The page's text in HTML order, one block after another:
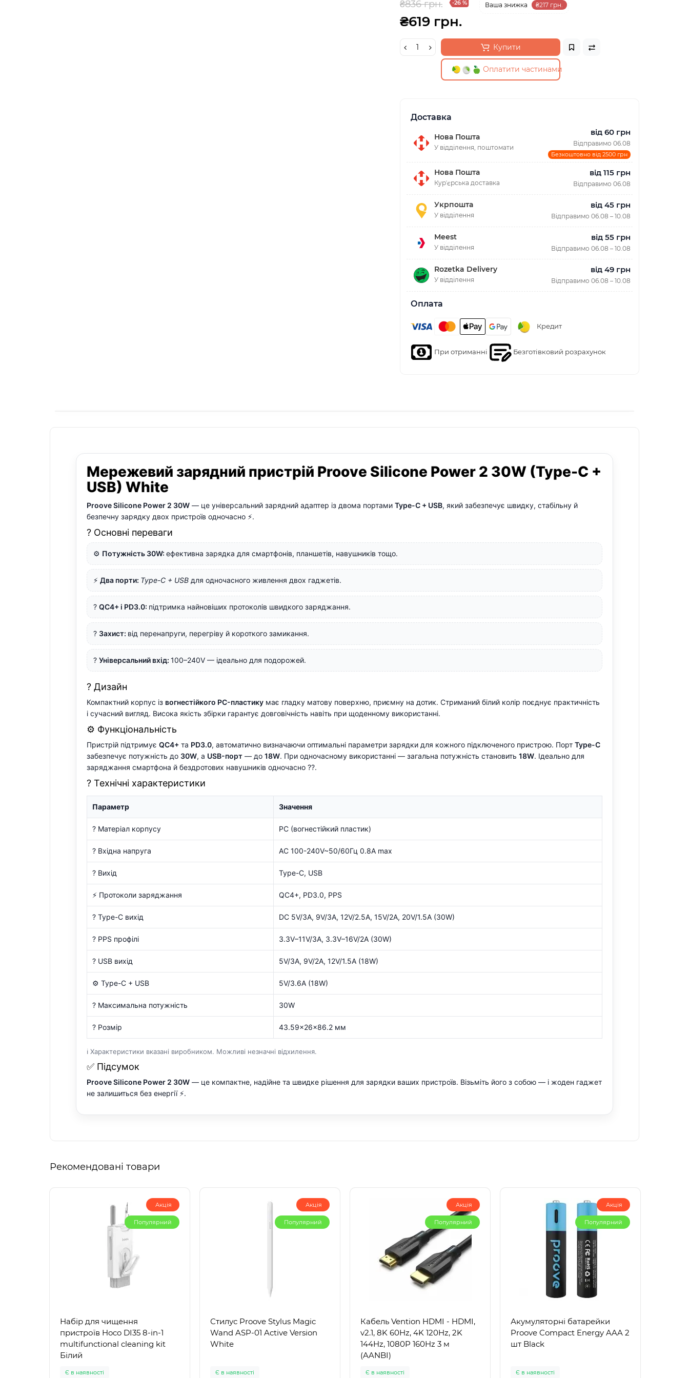
₴836 грн. -26 % Ваша знижка ₴217 грн.
₴619 грн.
Купити
Оплатити частинами
Доставка
Нова Пошта
У відділення, поштомати
від 60 грн
Відправимо 06.08
Безкоштовно від 2500 грн
Нова Пошта
Курʼєрська доставка
від 115 грн
Відправимо 06.08
Укрпошта
У відділення
від 45 грн
Відправимо 06.08 – 10.08
Meest
У відділення
від 55 грн
Відправимо 06.08 – 10.08
Rozetka Delivery
У відділення
від 49 грн
Відправимо 06.08 – 10.08
Оплата
Кредит
При отриманні Безготівковий розрахунок
Мережевий зарядний пристрій Proove Silicone Power 2 30W (Type-C +
USB) White
Proove Silicone Power 2 30W — це універсальний зарядний адаптер із двома портами Type-C + USB, який забезпечує швидку, стабільну й
безпечну зарядку двох пристроїв одночасно ⚡.
? Основні переваги
⚙️ Потужність 30W: ефективна зарядка для смартфонів, планшетів, навушників тощо.
⚡ Два порти: Type-C + USB для одночасного живлення двох гаджетів.
? QC4+ і PD3.0: підтримка найновіших протоколів швидкого заряджання.
? Захист: від перенапруги, перегріву й короткого замикання.
? Універсальний вхід: 100–240V — ідеально для подорожей.
? Дизайн
Компактний корпус із вогнестійкого PC-пластику має гладку матову поверхню, приємну на дотик. Стриманий білий колір поєднує практичність
і сучасний вигляд. Висока якість збірки гарантує довговічність навіть при щоденному використанні.
⚙️ Функціональність
Пристрій підтримує QC4+ та PD3.0, автоматично визначаючи оптимальні параметри зарядки для кожного підключеного пристрою. Порт Type-C
забезпечує потужність до 30W, а USB-порт — до 18W. При одночасному використанні — загальна потужність становить 18W. Ідеально для
заряджання смартфона й бездротових навушників одночасно ??.
? Технічні характеристики
Параметр Значення
?️ Матеріал корпусу PC (вогнестійкий пластик)
? Вхідна напруга AC 100-240V~50/60Гц 0.8A max
? Вихід Type-C, USB
⚡ Протоколи заряджання QC4+, PD3.0, PPS
? Type-C вихід DC 5V/3A, 9V/3A, 12V/2.5A, 15V/2A, 20V/1.5A (30W)
? PPS профілі 3.3V–11V/3A, 3.3V–16V/2A (30W)
? USB вихід 5V/3A, 9V/2A, 12V/1.5A (18W)
⚙️ Type-C + USB 5V/3.6A (18W)
? Максимальна потужність 30W
? Розмір 43.59×26×86.2 мм
ℹ️ Характеристики вказані виробником. Можливі незначні відхилення.
✅ Підсумок
Proove Silicone Power 2 30W — це компактне, надійне та швидке рішення для зарядки ваших пристроїв. Візьміть його з собою — і жоден гаджет
не залишиться без енергії ⚡.
Рекомендовані товари
Акція
Популярний
Набір для чищення
пристроїв Hoco DI35 8-in-1
multifunctional cleaning kit
Білий
Є в наявності
Акція
Популярний
Стилус Proove Stylus Magic
Wand ASP-01 Active Version
White
Є в наявності
Акція
Популярний
Кабель Vention HDMI - HDMI,
v2.1, 8K 60Hz, 4K 120Hz, 2K
144Hz, 1080P 160Hz 3 м
(AANBI)
Є в наявності
Акція
Популярний
Акумуляторні батарейки
Proove Compact Energy AAA 2
шт Black
Є в наявності